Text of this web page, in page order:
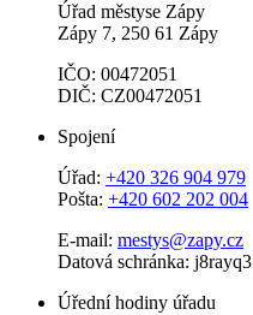
Úřad městyse Zápy
Zápy 7, 250 61 Zápy
IČO: 00472051
DIČ: CZ00472051
Spojení
Úřad: +420 326 904 979
Pošta: +420 602 202 004
E-mail: mestys@zapy.cz
Datová schránka: j8rayq3
Úřední hodiny úřadu